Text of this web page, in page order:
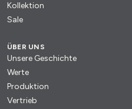
Kollektion
Sale
ÜBER UNS
Unsere Geschichte
Werte
Produktion
Vertrieb